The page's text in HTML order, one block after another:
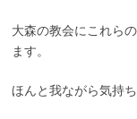
大森の教会にこれら
ます。
ほんと我ながら気持